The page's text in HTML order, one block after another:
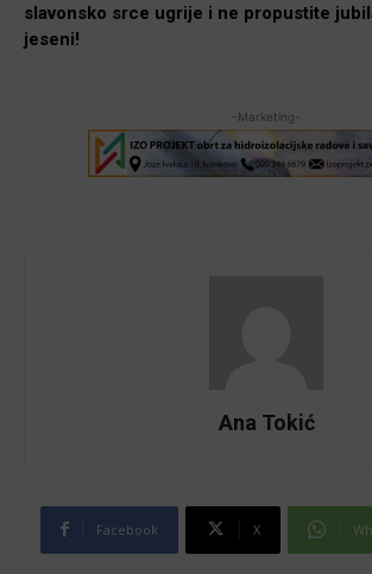
slavonsko srce ugrije i ne propustite
jeseni!
-Marketing-
Ana Tokić
Facebook X